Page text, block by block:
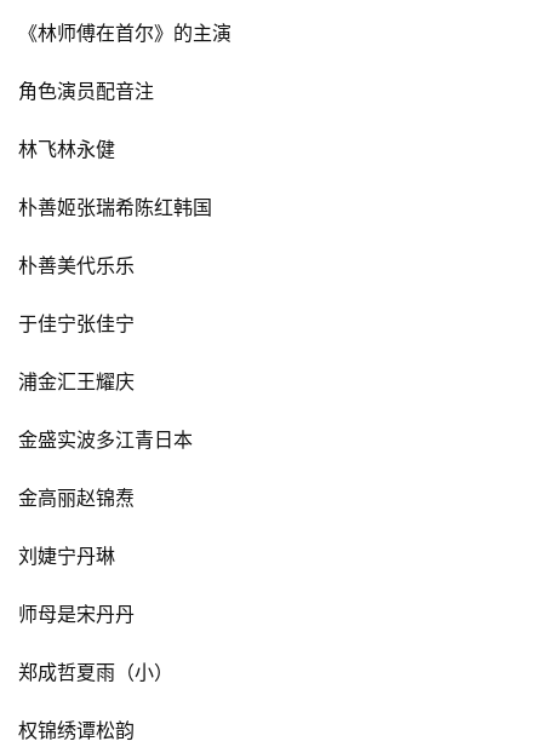
《林师傅在首尔》的主演
角色演员配音注
林飞林永健
朴善姬张瑞希陈红韩国
朴善美代乐乐
于佳宁张佳宁
浦金汇王耀庆
金盛实波多江青日本
金高丽赵锦焘
刘婕宁丹琳
师母是宋丹丹
郑成哲夏雨（小）
权锦绣谭松韵